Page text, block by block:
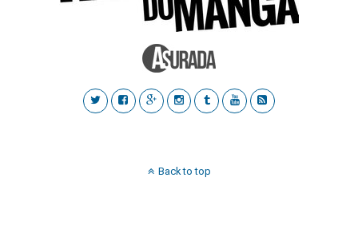
Back to top